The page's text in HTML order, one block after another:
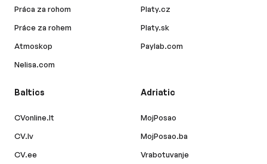
Práca za rohom
Práce za rohem
Atmoskop
Nelisa.com
Platy.cz
Platy.sk
Paylab.com
Baltics
CVonline.lt
CV.lv
CV.ee
Adriatic
MojPosao
MojPosao.ba
Vrabotuvanje